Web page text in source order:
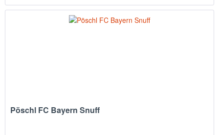
Pöschl FC Bayern Snuff